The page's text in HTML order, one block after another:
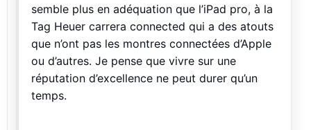
semble plus en adéquation que l’iPad pro, à la
Tag Heuer carrera connected qui a des atouts
que n’ont pas les montres connectées d’Apple
ou d’autres. Je pense que vivre sur une
réputation d’excellence ne peut durer qu’un
temps.